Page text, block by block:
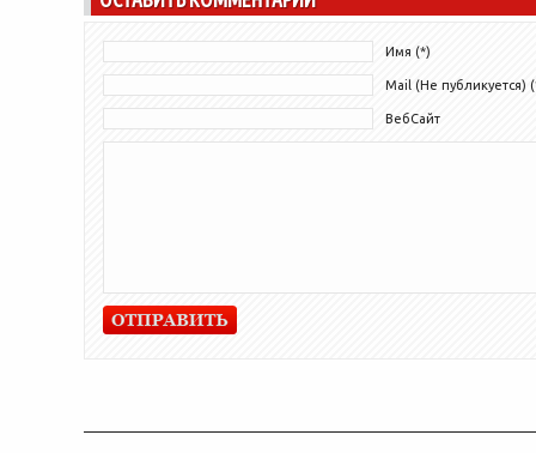
Имя (*)
Mail (Не публикуется)
ВебСайт